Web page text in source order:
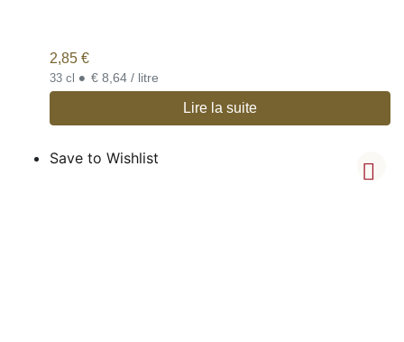
2,85 €
33 cl • € 8,64 / litre
Lire la suite
Save to Wishlist